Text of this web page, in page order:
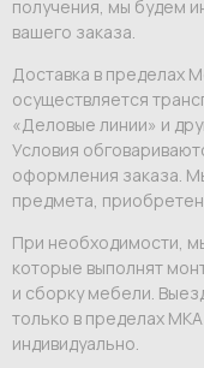
получения, мы будем
вашего заказа.
Доставка в пределах
осуществляется
«Деловые линии» и
Условия
оформления заказа.
предмета,
При необходимости,
которые выполнят
и сборку мебели.
только в пределах
индивидуально.